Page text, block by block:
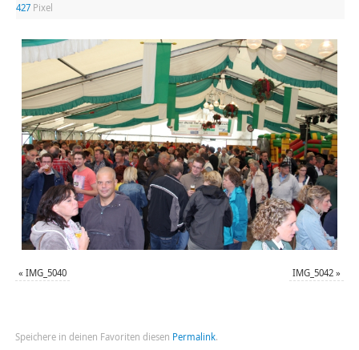
427Pixel
« IMG_5040 IMG_5042 »
Speichere in deinen Favoriten diesen Permalink.